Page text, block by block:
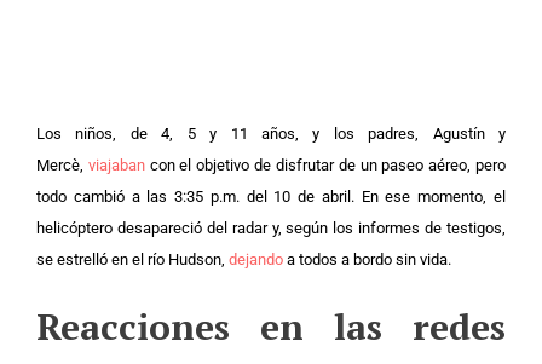
Los niños, de 4, 5 y 11 años, y los padres, Agustín y
Mercè, viajabancon el objetivo de disfrutar de un paseo aéreo, pero
todo cambió a las 3:35 p.m. del 10 de abril. En ese momento, el
helicóptero desapareció del radar y, según los informes de testigos,
se estrelló en el río Hudson, dejando a todos a bordo sin vida.
Reacciones en las redes